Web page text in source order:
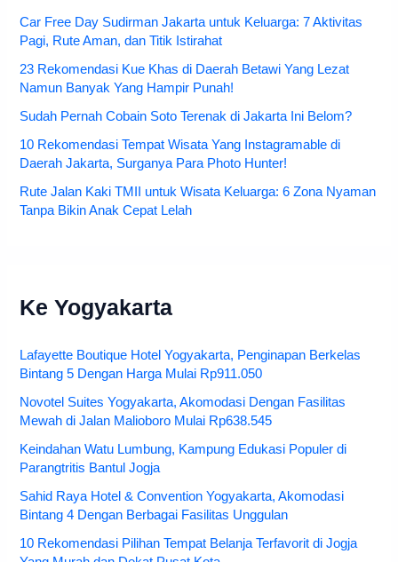
Car Free Day Sudirman Jakarta untuk Keluarga: 7 Aktivitas
Pagi, Rute Aman, dan Titik Istirahat
23 Rekomendasi Kue Khas di Daerah Betawi Yang Lezat
Namun Banyak Yang Hampir Punah!
Sudah Pernah Cobain Soto Terenak di Jakarta Ini Belom?
10 Rekomendasi Tempat Wisata Yang Instagramable di
Daerah Jakarta, Surganya Para Photo Hunter!
Rute Jalan Kaki TMII untuk Wisata Keluarga: 6 Zona Nyaman
Tanpa Bikin Anak Cepat Lelah
Ke Yogyakarta
Lafayette Boutique Hotel Yogyakarta, Penginapan Berkelas
Bintang 5 Dengan Harga Mulai Rp911.050
Novotel Suites Yogyakarta, Akomodasi Dengan Fasilitas
Mewah di Jalan Malioboro Mulai Rp638.545
Keindahan Watu Lumbung, Kampung Edukasi Populer di
Parangtritis Bantul Jogja
Sahid Raya Hotel & Convention Yogyakarta, Akomodasi
Bintang 4 Dengan Berbagai Fasilitas Unggulan
10 Rekomendasi Pilihan Tempat Belanja Terfavorit di Jogja